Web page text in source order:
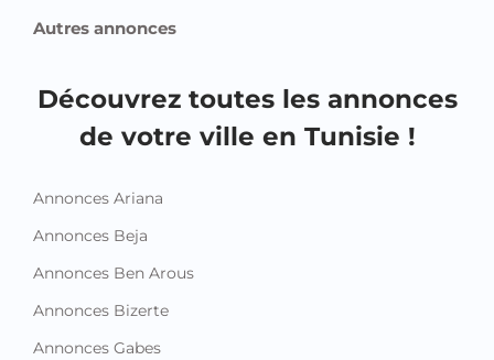
Autres annonces
Découvrez toutes les annonces
de votre ville en Tunisie !
Annonces Ariana
Annonces Beja
Annonces Ben Arous
Annonces Bizerte
Annonces Gabes